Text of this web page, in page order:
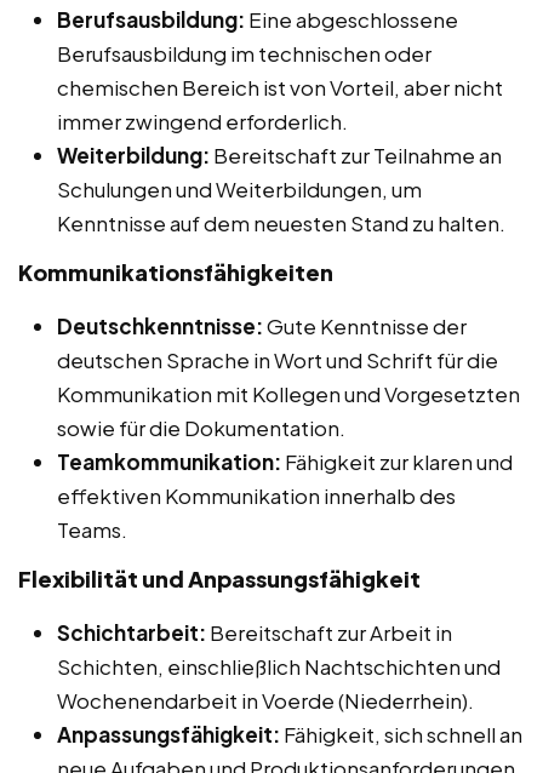
Berufsausbildung: Eine abgeschlossene
Berufsausbildung im technischen oder
chemischen Bereich ist von Vorteil, aber nicht
immer zwingend erforderlich.
Weiterbildung: Bereitschaft zur Teilnahme an
Schulungen und Weiterbildungen, um
Kenntnisse auf dem neuesten Stand zu halten.
Kommunikationsfähigkeiten
Deutschkenntnisse:Gute Kenntnisse der
deutschen Sprache in Wort und Schrift für die
Kommunikation mit Kollegen und Vorgesetzten
sowie für die Dokumentation.
Teamkommunikation: Fähigkeit zur klaren und
effektiven Kommunikation innerhalb des
Teams.
Flexibilität und Anpassungsfähigkeit
Schichtarbeit: Bereitschaft zur Arbeit in
Schichten, einschließlich Nachtschichten und
Wochenendarbeit in Voerde (Niederrhein).
Anpassungsfähigkeit: Fähigkeit, sich schnell an
neue Aufgaben und Produktionsanforderungen